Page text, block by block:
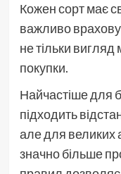
Кожен сорт має
важливо
не тільки
покупки.
Найчастіше для
підходить
але для великих
значно більше